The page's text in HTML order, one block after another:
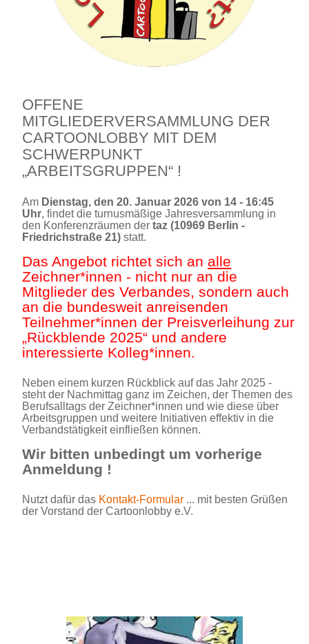
OFFENE
MITGLIEDERVERSAMMLUNG DER
CARTOONLOBBY MIT DEM
SCHWERPUNKT
„ARBEITSGRUPPEN“ !
Am Dienstag, den 20. Januar 2026 von 14 - 16:45
Uhr, findet die turnusmäßige Jahresversammlung in
den Konferenzräumen der taz (10969 Berlin -
Friedrichstraße 21) statt.
Das Angebot richtet sich an alle
Zeichner*innen - nicht nur an die
Mitglieder des Verbandes, sondern auch
an die bundesweit anreisenden
Teilnehmer*innen der Preisverleihung zur
„Rückblende 2025“ und andere
interessierte Kolleg*innen.
Neben einem kurzen Rückblick auf das Jahr 2025 -
steht der Nachmittag ganz im Zeichen, der Themen des
Berufsalltags der Zeichner*innen und wie diese über
Arbeitsgruppen und weitere Initiativen effektiv in die
Verbandstätigkeit einfließen können.
Wir bitten unbedingt um vorherige
Anmeldung !
Nutzt dafür das Kontakt-Formular ... mit besten Grüßen
der Vorstand der Cartoonlobby e.V.